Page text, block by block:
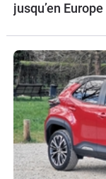
jusqu’en Europe